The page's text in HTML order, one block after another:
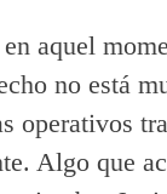
aquel
no está
operativos
Algo que